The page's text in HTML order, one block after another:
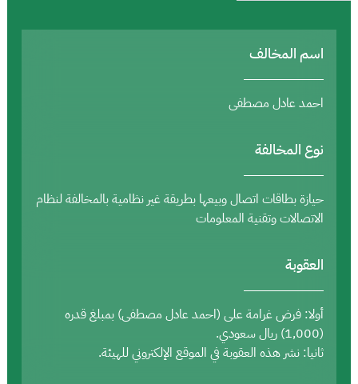
اسم المخالف
احمد عادل مصطفى
نوع المخالفة
حيازة بطاقات اتصال وبيعها بطريقة غير نظامية بالمخالفة لنظام
الاتصالات وتقنية المعلومات
العقوبة
أولا: فرض غرامة على (احمد عادل مصطفى) بمبلغ قدره
(1,000) ريال سعودي.
ثانيا: نشر هذه العقوبة في الموقع الإلكتروني للهيئة.